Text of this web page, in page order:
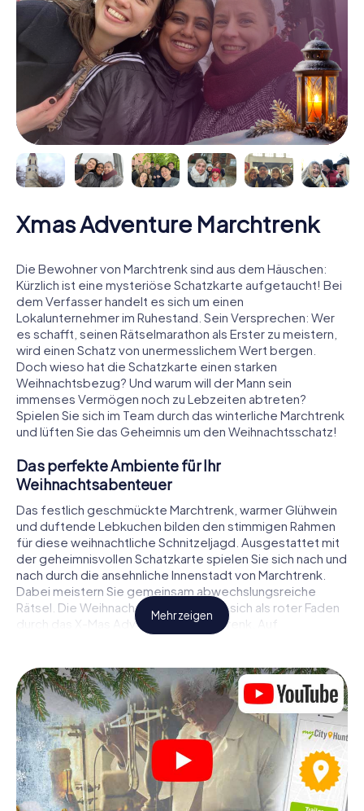
Xmas Adventure Marchtrenk
Die Bewohner von Marchtrenk sind aus dem Häuschen:
Kürzlich ist eine mysteriöse Schatzkarte aufgetaucht! Bei
dem Verfasser handelt es sich um einen
Lokalunternehmer im Ruhestand. Sein Versprechen: Wer
es schafft, seinen Rätselmarathon als Erster zu meistern,
wird einen Schatz von unermesslichem Wert bergen.
Doch wieso hat die Schatzkarte einen starken
Weihnachtsbezug? Und warum will der Mann sein
immenses Vermögen noch zu Lebzeiten abtreten?
Spielen Sie sich im Team durch das winterliche Marchtrenk
und lüften Sie das Geheimnis um den Weihnachtsschatz!
Das perfekte Ambiente für Ihr
Weihnachtsabenteuer
Das festlich geschmückte Marchtrenk, warmer Glühwein
und duftende Lebkuchen bilden den stimmigen Rahmen
für diese weihnachtliche Schnitzeljagd. Ausgestattet mit
der geheimnisvollen Schatzkarte spielen Sie sich nach und
nach durch die ansehnliche Innenstadt von Marchtrenk.
Dabei meistern Sie gemeinsam abwechslungsreiche
Rätsel. Die Weihnachtsthematik zieht sich als roter Faden
durch das X-Mas Adventure in Marchtrenk. Auf
spielerische Weise erfahren Sie faszinierende Anekdoten
gelingen, die Hinweise richtig zu deuten und anderen
Schatzsuchern stets einen Schritt voraus zu sein?
Der Weihnachtsmarkt von Marchtrenk als
Zwischenstopp
Stellen Sie ein kompetentes Team aus Freunden oder
Familienmitgliedern zusammen und begeben Sie sich
gemeinsam auf eine weihnachtliche Rätseltour durch
Mehr zeigen